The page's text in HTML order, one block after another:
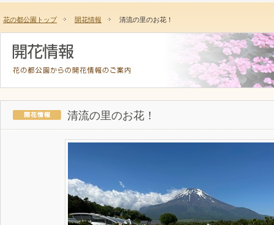
花の都公園トップ 開花情報 清流の里のお花！
清流の里のお花！